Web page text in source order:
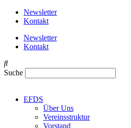
Newsletter
Kontakt
Newsletter
Kontakt
Suche
EFDS
Über Uns
Vereinsstruktur
Vorstand